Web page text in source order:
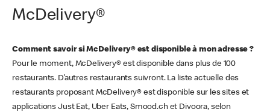
McDelivery®
Comment savoir si McDelivery® est disponible à mon adresse ?
Pour le moment, McDelivery® est disponible dans plus de 100
restaurants. D’autres restaurants suivront. La liste actuelle des
restaurants proposant McDelivery® est disponible sur les sites et
applications Just Eat, Uber Eats, Smood.ch et Divoora, selon